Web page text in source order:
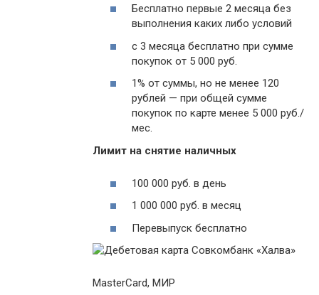
Бесплатно первые 2 месяца без
выполнения каких либо условий
с 3 месяца бесплатно при сумме
покупок от 5 000 руб.
1% от суммы, но не менее 120
рублей — при общей сумме
покупок по карте менее 5 000 руб./
мес.
Лимит на снятие наличных
100 000 руб. в день
1 000 000 руб. в месяц
Перевыпуск бесплатно
MasterCard, МИР